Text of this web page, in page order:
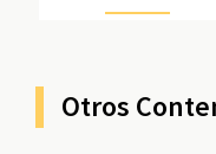
Otros